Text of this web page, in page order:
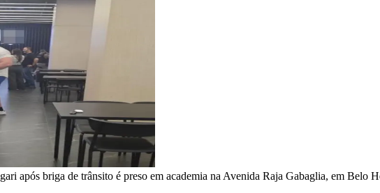
após briga de trânsito é preso em academia na Avenida Raja Gabaglia, em Belo